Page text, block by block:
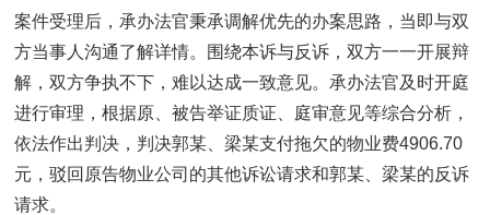
案件受理后，承办法官秉承调解优先的办案思路，当即与双
方当事人沟通了解详情。围绕本诉与反诉，双方一一开展辩
解，双方争执不下，难以达成一致意见。承办法官及时开庭
进行审理，根据原、被告举证质证、庭审意见等综合分析，
依法作出判决，判决郭某、梁某支付拖欠的物业费4906.70
元，驳回原告物业公司的其他诉讼请求和郭某、梁某的反诉
请求。